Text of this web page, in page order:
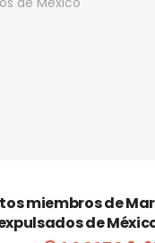
miembros de
de